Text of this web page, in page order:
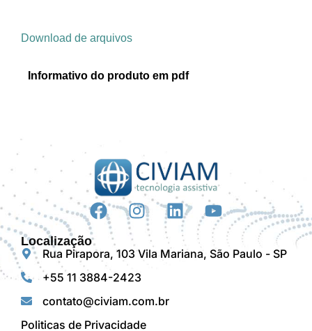
Download de arquivos
Informativo do produto em pdf
Localização
Rua Pirapora, 103 Vila Mariana, São Paulo - SP
+55 11 3884-2423
contato@civiam.com.br
Politicas de Privacidade